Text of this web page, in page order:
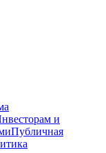
и
Публичная